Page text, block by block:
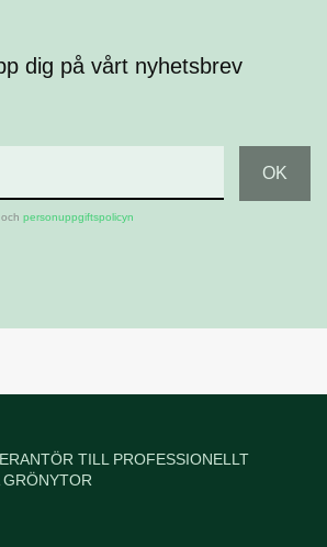
dig på vårt nyhetsbrev
personuppgiftspolicyn
TILL PROFESSIONELLT
GRÖNYTOR